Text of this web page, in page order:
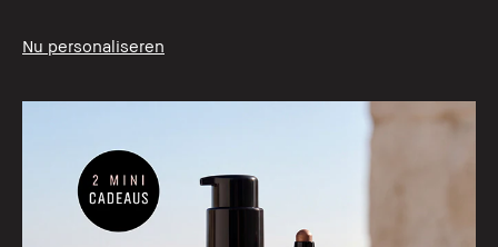
Nu personaliseren